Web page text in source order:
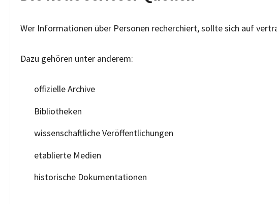
Wer Informationen über Personen recherchiert, sollte sich auf
Dazu gehören unter anderem:
offizielle Archive
Bibliotheken
wissenschaftliche Veröffentlichungen
etablierte Medien
historische Dokumentationen